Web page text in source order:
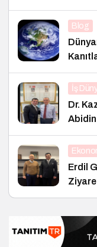
Blog
İş
Dr.
Abidin
Erdil